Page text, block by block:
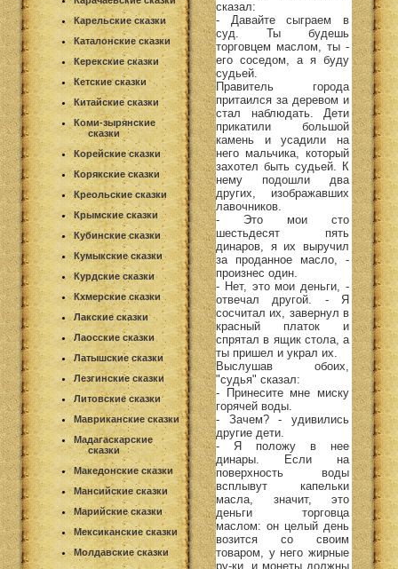
Карельские сказки
Каталонские сказки
Керекские сказки
Кетские сказки
Китайские сказки
Коми-зырянские
сказки
Корейские сказки
Корякские сказки
Креольские сказки
Крымские сказки
Кубинские сказки
Кумыкские сказки
Курдские сказки
Кхмерские сказки
Лакские сказки
Лаосские сказки
Латышские сказки
Лезгинские сказки
Литовские сказки
Мавриканские сказки
Мадагаскарские
сказки
Македонские сказки
Мансийские сказки
Марийские сказки
Мексиканские сказки
Молдавские сказки
сказал:
- Давайте сыграем в
суд. Ты будешь
торговцем маслом, ты -
его соседом, а я буду
судьей.
Правитель города
притаился за деревом и
стал наблюдать. Дети
прикатили большой
камень и усадили на
него мальчика, который
захотел быть судьей. К
нему подошли два
других, изображавших
лавочников.
- Это мои сто
шестьдесят пять
динаров, я их выручил
за проданное масло, -
произнес один.
- Нет, это мои деньги, -
отвечал другой. - Я
сосчитал их, завернул в
красный платок и
спрятал в ящик стола, а
ты пришел и украл их.
Выслушав обоих,
"судья" сказал:
- Принесите мне миску
горячей воды.
- Зачем? - удивились
другие дети.
- Я положу в нее
динары. Если на
поверхность воды
всплывут капельки
масла, значит, это
деньги торговца
маслом: он целый день
возится со своим
товаром, у него жирные
ру-ки, и монеты должны